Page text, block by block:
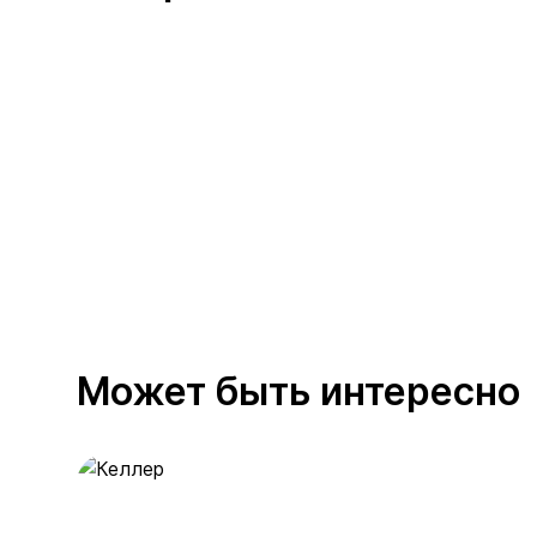
Может быть интересно